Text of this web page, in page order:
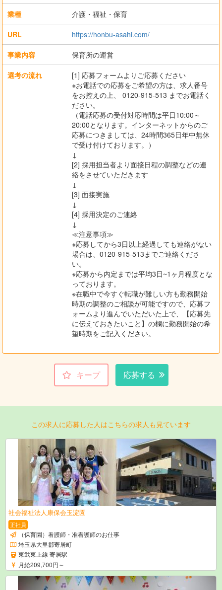
業種 介護・福祉・保育
URL https://honbu-asahi.com/
事業内容 保育所の運営
選考の流れ
[1] 応募フォームよりご応募ください
※お電話での応募をご希望の方は、求人番号
をお控えの上、 0120-915-513 までお電話く
ださい。
（電話応募の受付対応時間は平日10:00～
20:00となります。インターネットからのご
応募につきましては、24時間365日年中無休
で受け付けております。）
↓
[2] 採用担当者より面接日程の調整などの連
絡をさせていただきます
↓
[3] 面接実施
↓
[4] 採用決定のご連絡
↓
≪注意事項≫
※応募してから3日以上経過しても連絡がない
場合は、0120-915-513までご連絡くださ
い。
※応募から内定までは平均3日~1ヶ月程度とな
っております。
※在職中で今すぐ転職が難しい方も勤務開始
時期の調整のご相談が可能ですので、応募フ
ォームより進んでいただいた上で、【応募先
に伝えておきたいこと】の欄に勤務開始の希
望時期をご記入ください。
キープ 応募する
この求人に応募した人はこちらの求人も見ています
社会福祉法人康保会玉淀園
正社員
（保育園）看護師・准看護師のお仕事
埼玉県大里郡寄居町
東武東上線 寄居駅
月給209,700円～